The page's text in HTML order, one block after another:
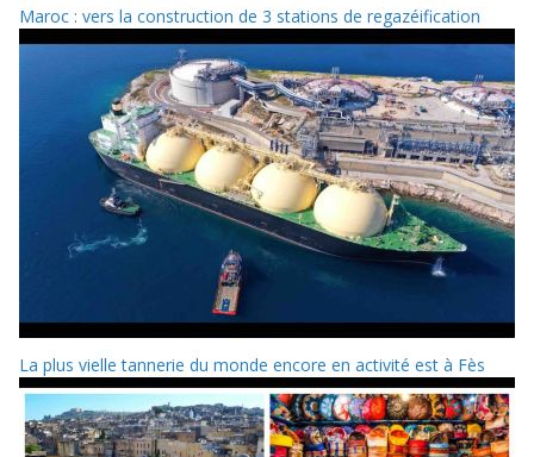
Maroc : vers la construction de 3 stations de regazéification
La plus vielle tannerie du monde encore en activité est à Fès